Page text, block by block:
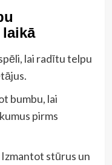
lai radītu telpu
bumbu, lai
pirms
stūrus un